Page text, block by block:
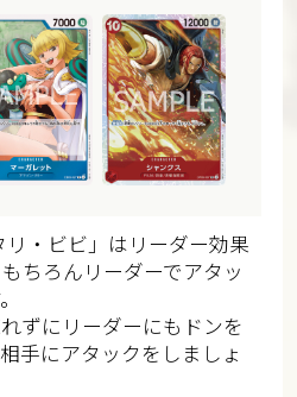
リ・ビビ」はリーダー効果
ちろんリーダーでアタッ
ずにリーダーにもドンを
手にアタックをしましょ